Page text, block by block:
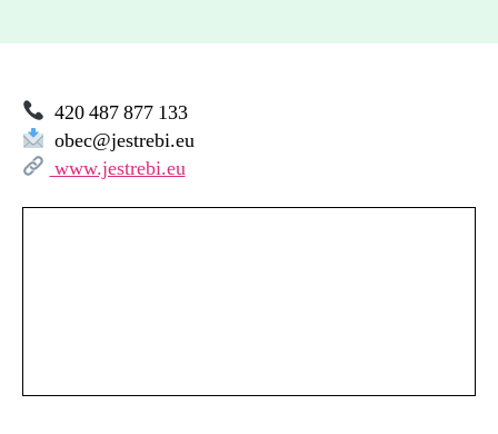
420 487 877 133
obec@jestrebi.eu
www.jestrebi.eu